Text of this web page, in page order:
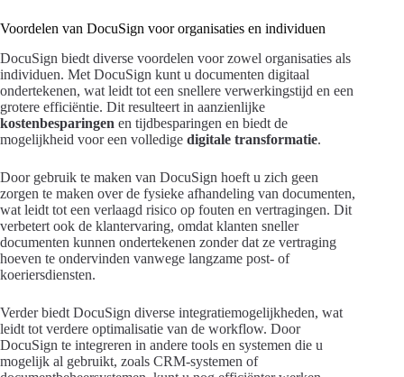
Voordelen van DocuSign voor organisaties en individuen
DocuSign biedt diverse voordelen voor zowel organisaties als
individuen. Met DocuSign kunt u documenten digitaal
ondertekenen, wat leidt tot een snellere verwerkingstijd en een
grotere efficiëntie. Dit resulteert in aanzienlijke
kostenbesparingen en tijdbesparingen en biedt de
mogelijkheid voor een volledige digitale transformatie.
Door gebruik te maken van DocuSign hoeft u zich geen
zorgen te maken over de fysieke afhandeling van documenten,
wat leidt tot een verlaagd risico op fouten en vertragingen. Dit
verbetert ook de klantervaring, omdat klanten sneller
documenten kunnen ondertekenen zonder dat ze vertraging
hoeven te ondervinden vanwege langzame post- of
koeriersdiensten.
Verder biedt DocuSign diverse integratiemogelijkheden, wat
leidt tot verdere optimalisatie van de workflow. Door
DocuSign te integreren in andere tools en systemen die u
mogelijk al gebruikt, zoals CRM-systemen of